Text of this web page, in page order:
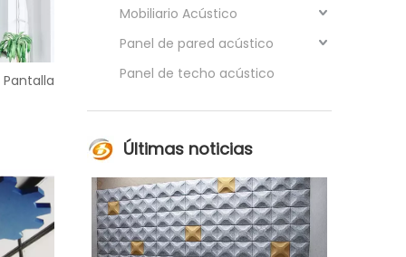
Mobiliario Acústico
Panel de pared acústico
Panel de techo acústico
Últimas noticias